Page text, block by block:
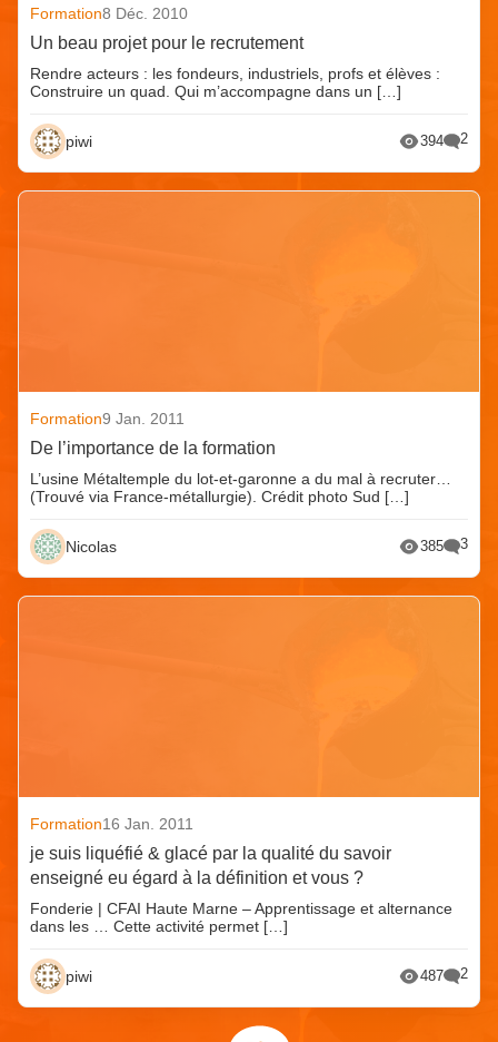
Formation8 Déc. 2010
Un beau projet pour le recrutement
Rendre acteurs : les fondeurs, industriels, profs et élèves :
Construire un quad. Qui m’accompagne dans un […]
piwi 394 2
Formation9 Jan. 2011
De l’importance de la formation
L’usine Métaltemple du lot-et-garonne a du mal à recruter…
(Trouvé via France-métallurgie). Crédit photo Sud […]
Nicolas 385 3
Formation16 Jan. 2011
je suis liquéfié & glacé par la qualité du savoir
enseigné eu égard à la définition et vous ?
Fonderie | CFAI Haute Marne – Apprentissage et alternance
dans les … Cette activité permet […]
piwi 487 2